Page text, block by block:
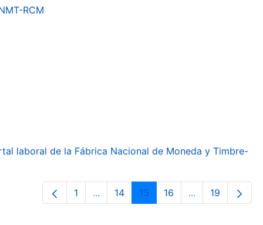
RCM
laboral de la Fábrica Nacional de Moneda y Timbre-
Page
1 ...Intermediate Pages Use TAB to
Page
14 Page
15 Page
16 ...Intermediate
Page
19